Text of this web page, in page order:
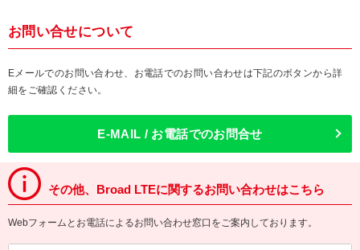
お問い合せについて
Eメールでのお問い合わせ、お電話でのお問い合わせは下記のボタンから詳
細をご確認ください。
E-MAIL / お電話でのお問合せ
その他、Broad LTEに関するお問い合わせはこちら
Webフォームとお電話によるお問い合わせ窓口をご案内しております。